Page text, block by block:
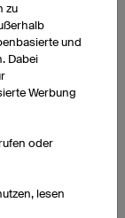
den
zu
und
Dabei
Werbung
oder
lesen